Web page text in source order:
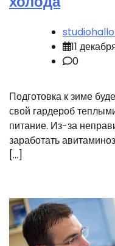
studiohallo_
11
0
Подготовка к зиме
свой гардероб
питание. Из-за
заработать
[…]